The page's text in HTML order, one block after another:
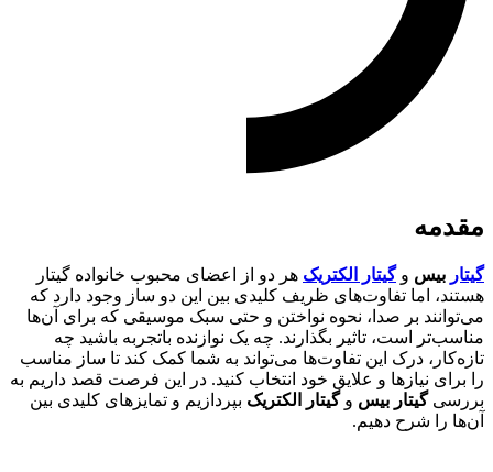
مقدمه
گیتار بیس وگیتار الکتریک هر دو از اعضای محبوب خانواده گیتار
هستند، اما تفاوت‌های ظریف کلیدی بین این دو ساز وجود دارد که
می‌توانند بر صدا، نحوه نواختن و حتی سبک موسیقی که برای آن‌ها
مناسب‌تر است، تاثیر بگذارند. چه یک نوازنده باتجربه باشید چه
تازه‌کار، درک این تفاوت‌ها می‌تواند به شما کمک کند تا ساز مناسب
را برای نیازها و علایق خود انتخاب کنید. در این فرصت قصد داریم به
بررسیگیتار بیس و گیتار الکتریک بپردازیم و تمایزهای کلیدی بین
آن‌ها را شرح دهیم.